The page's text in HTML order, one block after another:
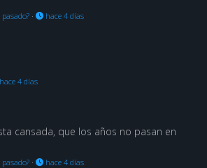
· hace 4 días
4 días
cansada, que los años no pasan en
· hace 4 días